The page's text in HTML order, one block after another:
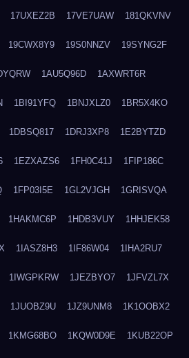
17UXEZ2B 17VE7UAW 181QKVNV
19CWX8Y9 19S0NNZV 19SYNG2F
1AU5Q96D 1AXWRT6R
1BI91YFQ 1BNJXLZ0 1BR5X4KO
1DBSQ817 1DRJ3XP8 1E2BYTZD
1EZXAZS6 1FH0C41J 1FIP186C
1FP03I5E 1GL2VJGH 1GRISVQA
1HAKMC6P 1HDB3VUY 1HHJEK58
1IASZ8H3 1IF86W04 1IHA2RU7
1IWGPKRW 1JEZBYO7 1JFVZL7X
1JUOBZ9U 1JZ9UNM8 1K1OOBX2
1KMG68BO 1KQW0D9E 1KUB22OP